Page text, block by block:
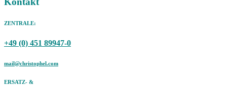
ZENTRALE:
+49 (0) 451 89947-0
mail@christophel.com
ERSATZ- &